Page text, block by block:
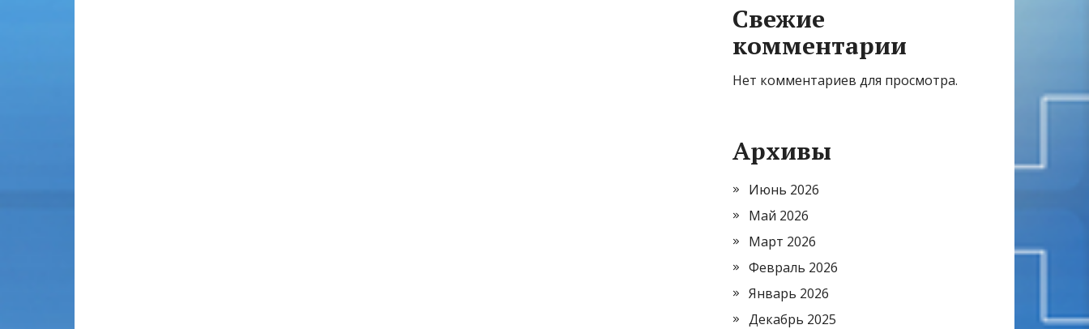
Свежие
комментарии
Нет комментариев для просмотра.
Архивы
Июнь 2026
Май 2026
Март 2026
Февраль 2026
Январь 2026
Декабрь 2025